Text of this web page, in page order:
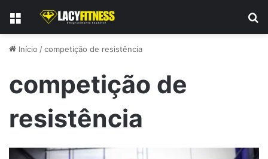
Menu
Início /competição de resistência
competição de
resistência